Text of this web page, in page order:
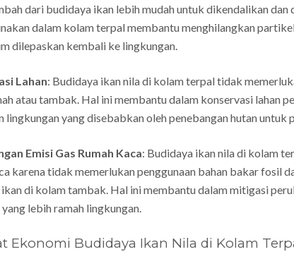
dari budidaya ikan lebih mudah untuk dikendalikan dan
dalam kolam terpal membantu menghilangkan
dilepaskan kembali ke lingkungan.
Lahan: Budidaya ikan nila di kolam terpal tidak
atau tambak. Hal ini membantu dalam konservasi lahan
lingkungan yang disebabkan oleh penebangan hutan untuk
Emisi Gas Rumah Kaca: Budidaya ikan nila di kolam
karena tidak memerlukan penggunaan bahan bakar fosil
di kolam tambak. Hal ini membantu dalam mitigasi
lebih ramah lingkungan.
Ekonomi Budidaya Ikan Nila di Kolam